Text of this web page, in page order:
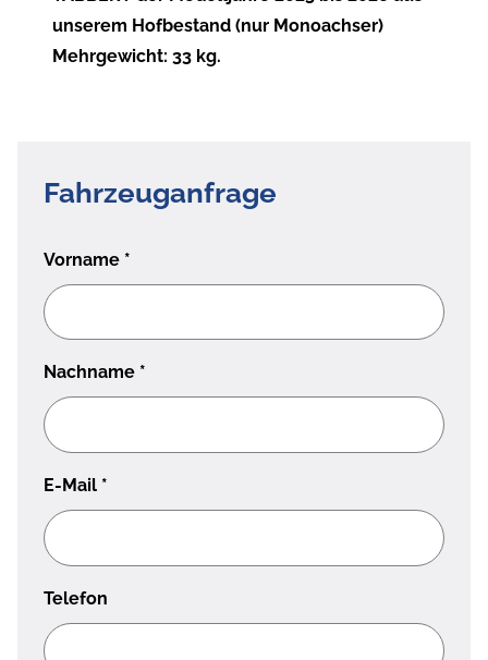
unserem Hofbestand (nur Monoachser)
Mehrgewicht: 33 kg.
Fahrzeuganfrage
Vorname *
Nachname *
E-Mail *
Telefon